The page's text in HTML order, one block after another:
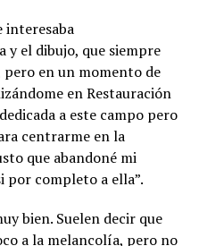
interesaba
el dibujo, que siempre
en un momento de
en Restauración
a este campo pero
centrarme en la
que abandoné mi
por completo a ella”.
bien. Suelen decir que
a la melancolía, pero no